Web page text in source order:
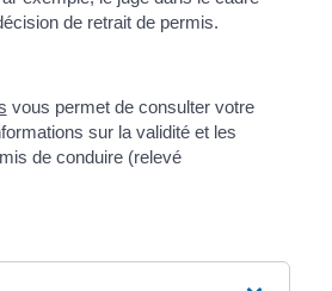
de retrait de permis.
vous permet de consulter votre
sur la validité et les
de conduire (relevé